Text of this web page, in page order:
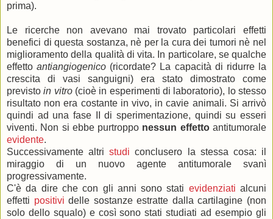
prima).
Le ricerche non avevano mai trovato particolari effetti
benefici di questa sostanza, nè per la cura dei tumori nè nel
miglioramento della qualità di vita. In particolare, se qualche
effettoantiangiogenico (ricordate? La capacità di ridurre la
crescita di vasi sanguigni) era stato dimostrato come
previstoin vitro(cioè in esperimenti di laboratorio), lo stesso
risultato non era costante in vivo, in cavie animali. Si arrivò
quindi ad una fase II di sperimentazione, quindi su esseri
viventi. Non si ebbe purtroppo nessun effettoantitumorale
evidente.
Successivamente altristudi conclusero la stessa cosa: il
miraggio di un nuovo agente antitumorale svanì
progressivamente.
C'è da dire che con gli anni sono stati evidenziati alcuni
effetti positivi delle sostanze estratte dalla cartilagine (non
solo dello squalo) e così sono stati studiati ad esempio gli